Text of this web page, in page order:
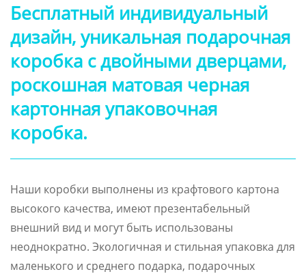
Бесплатный индивидуальный
дизайн, уникальная подарочная
коробка с двойными дверцами,
роскошная матовая черная
картонная упаковочная
коробка.
Наши коробки выполнены из крафтового картона
высокого качества, имеют презентабельный
внешний вид и могут быть использованы
неоднократно. Экологичная и стильная упаковка для
маленького и среднего подарка, подарочных